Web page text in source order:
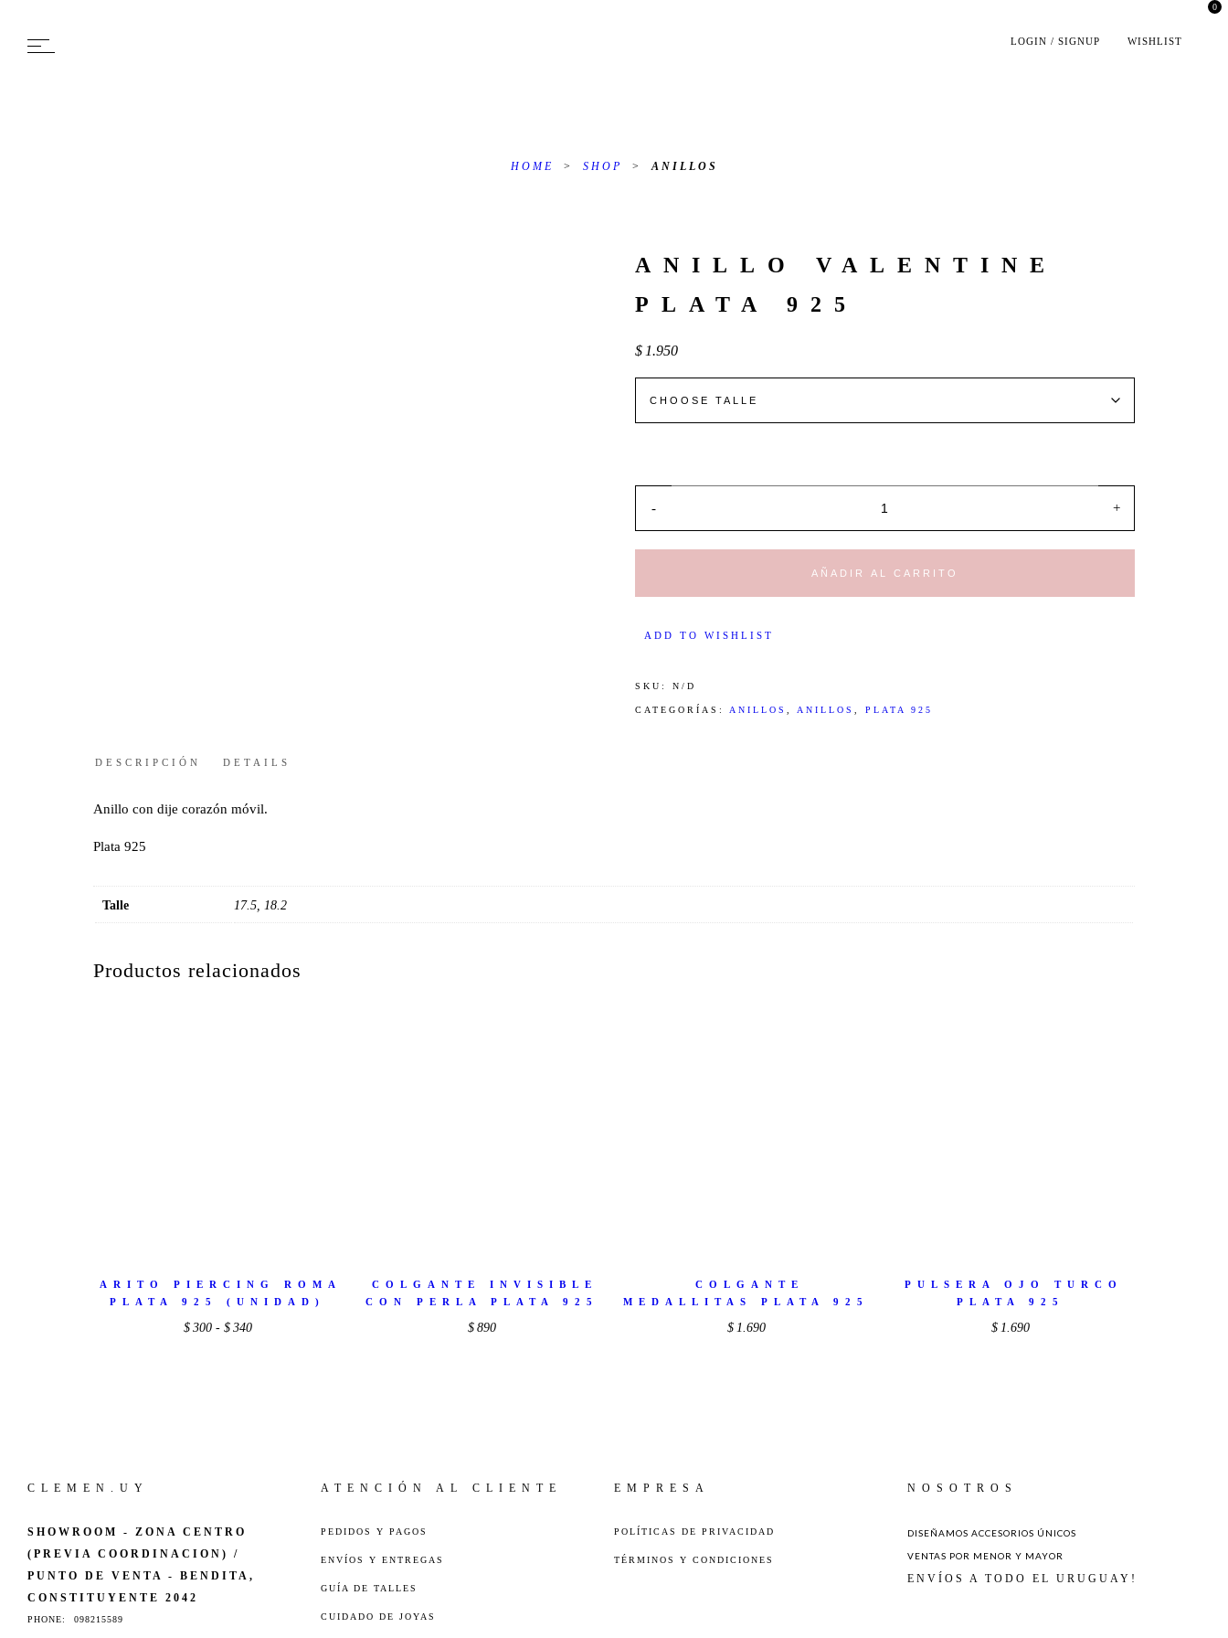
0
WISHLIST
LOGIN / SIGNUP
HOME > SHOP > ANILLOS
ANILLO VALENTINE
PLATA 925
$ 1.950
- +
AÑADIR AL CARRITO
ADD TO WISHLIST
SKU: N/D
CATEGORÍAS: ANILLOS , ANILLOS , PLATA 925
DESCRIPCIÓN DETAILS
Anillo con dije corazón móvil.
Plata 925
Talle 17.5, 18.2
Productos relacionados
ARITO PIERCING ROMA
PLATA 925 (UNIDAD)
$ 300 - $ 340Rango
COLGANTE INVISIBLE
CON PERLA PLATA 925
$ 890
COLGANTE
MEDALLITAS PLATA 925
$ 1.690
PULSERA OJO TURCO
PLATA 925
$ 1.690
CLEMEN.UY
SHOWROOM - ZONA CENTRO
(PREVIA COORDINACION) /
PUNTO DE VENTA - BENDITA,
CONSTITUYENTE 2042
PHONE: 098215589
ATENCIÓN AL CLIENTE
PEDIDOS Y PAGOS
ENVÍOS Y ENTREGAS
GUÍA DE TALLES
CUIDADO DE JOYAS
EMPRESA
POLÍTICAS DE PRIVACIDAD
TÉRMINOS Y CONDICIONES
NOSOTROS
DISEÑAMOS ACCESORIOS ÚNICOS
VENTAS POR MENOR Y MAYOR
ENVÍOS A TODO EL URUGUAY!